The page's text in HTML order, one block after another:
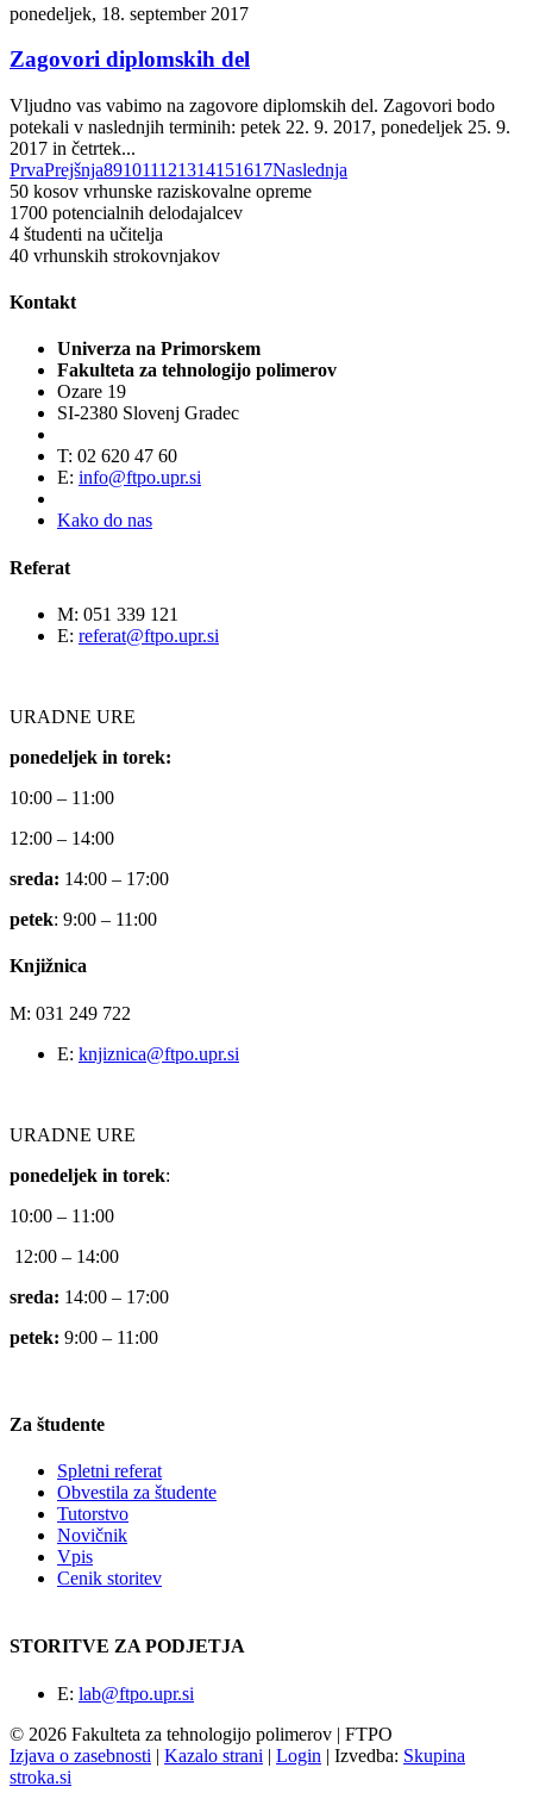
ponedeljek, 18. september 2017
Zagovori diplomskih del
Vljudno vas vabimo na zagovore diplomskih del. Zagovori bodo
potekali v naslednjih terminih: petek 22. 9. 2017, ponedeljek 25. 9.
2017 in četrtek...
PrvaPrejšnja891011121314151617Naslednja
50 kosov vrhunske raziskovalne opreme
1700 potencialnih delodajalcev
4 študenti na učitelja
40 vrhunskih strokovnjakov
Kontakt
Univerza na Primorskem
Fakulteta za tehnologijo polimerov
Ozare 19
SI-2380 Slovenj Gradec
T: 02 620 47 60
E: info@ftpo.upr.si
Kako do nas
Referat
M: 051 339 121
E: referat@ftpo.upr.si
URADNE URE
ponedeljek in torek:
10:00 – 11:00
12:00 – 14:00
sreda: 14:00 – 17:00
petek: 9:00 – 11:00
Knjižnica
M: 031 249 722
E: knjiznica@ftpo.upr.si
URADNE URE
ponedeljek in torek:
10:00 – 11:00
12:00 – 14:00
sreda: 14:00 – 17:00
petek: 9:00 – 11:00
Za študente
Spletni referat
Obvestila za študente
Tutorstvo
Novičnik
Vpis
Cenik storitev
STORITVE ZA PODJETJA
E: lab@ftpo.upr.si
© 2026 Fakulteta za tehnologijo polimerov | FTPO
Izjava o zasebnosti | Kazalo strani | Login | Izvedba: Skupina
stroka.si